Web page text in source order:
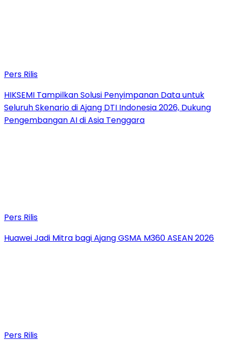
Pers Rilis
HIKSEMI Tampilkan Solusi Penyimpanan Data untuk
Seluruh Skenario di Ajang DTI Indonesia 2026, Dukung
Pengembangan AI di Asia Tenggara
Pers Rilis
Huawei Jadi Mitra bagi Ajang GSMA M360 ASEAN 2026
Pers Rilis